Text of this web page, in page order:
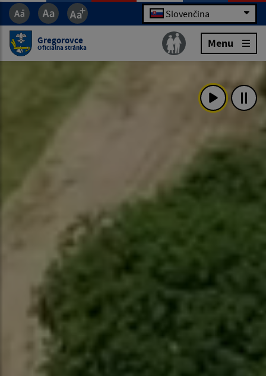
Slovenčina
Gregorovce
Oficiálna stránka Menu